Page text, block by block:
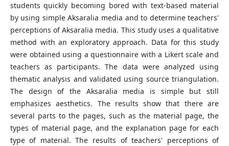
students quickly becoming bored with text-based material
by using simple Aksaralia media and to determine teachers'
perceptions of Aksaralia media. This study uses a qualitative
method with an exploratory approach. Data for this study
were obtained using a questionnaire with a Likert scale and
teachers as participants. The data were analyzed using
thematic analysis and validated using source triangulation.
The design of the Aksaralia media is simple but still
emphasizes aesthetics. The results show that there are
several parts to the pages, such as the material page, the
types of material page, and the explanation page for each
type of material. The results of teachers' perceptions of